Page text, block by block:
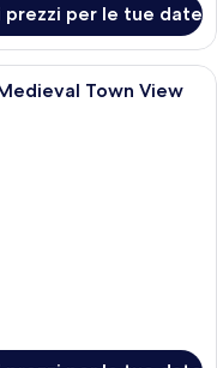
prezzi per le tue date
da letto con soffitto in
Town View